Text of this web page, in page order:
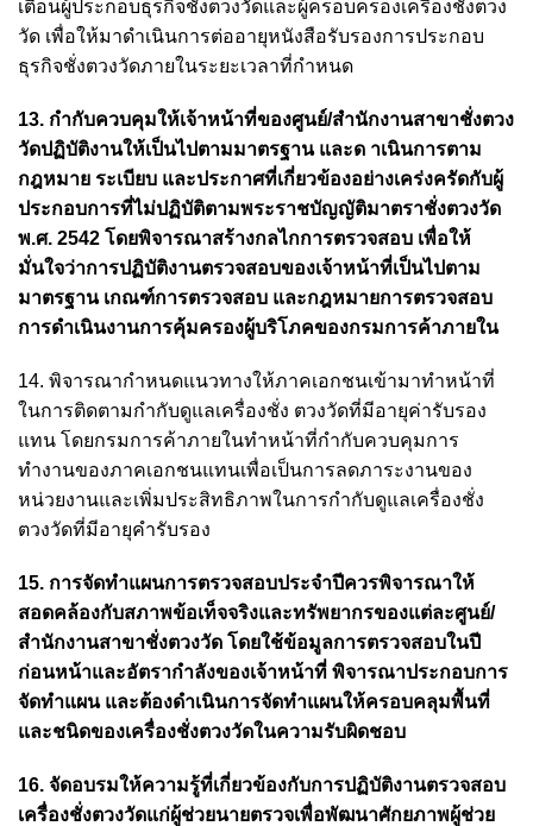
เตือนผู้ประกอบธุรกิจชั่งตวงวัดและผู้ครอบครองเครื่องชั่งตวง
วัด เพื่อให้มาดำเนินการต่ออายุหนังสือรับรองการประกอบ
ธุรกิจชั่งตวงวัดภายในระยะเวลาที่กำหนด
13. กำกับควบคุมให้เจ้าหน้าที่ของศูนย์/สำนักงานสาขาชั่งตวง
วัดปฏิบัติงานให้เป็นไปตามมาตรฐาน และด าเนินการตาม
กฎหมาย ระเบียบ และประกาศที่เกี่ยวข้องอย่างเคร่งครัดกับผู้
ประกอบการที่ไม่ปฏิบัติตามพระราชบัญญัติมาตราชั่งตวงวัด
พ.ศ. 2542 โดยพิจารณาสร้างกลไกการตรวจสอบ เพื่อให้
มั่นใจว่าการปฏิบัติงานตรวจสอบของเจ้าหน้าที่เป็นไปตาม
มาตรฐาน เกณฑ์การตรวจสอบ และกฎหมายการตรวจสอบ
การดำเนินงานการคุ้มครองผู้บริโภคของกรมการค้าภายใน
14. พิจารณากำหนดแนวทางให้ภาคเอกชนเข้ามาทำหน้าที่
ในการติดตามกำกับดูแลเครื่องชั่ง ตวงวัดที่มีอายุค่ารับรอง
แทน โดยกรมการค้าภายในทำหน้าที่กำกับควบคุมการ
ทำงานของภาคเอกชนแทนเพื่อเป็นการลดภาระงานของ
หน่วยงานและเพิ่มประสิทธิภาพในการกำกับดูแลเครื่องชั่ง
ตวงวัดที่มีอายุคำรับรอง
15. การจัดทำแผนการตรวจสอบประจำปีควรพิจารณาให้
สอดคล้องกับสภาพข้อเท็จจริงและทรัพยากรของแต่ละศูนย์/
สำนักงานสาขาชั่งตวงวัด โดยใช้ข้อมูลการตรวจสอบในปี
ก่อนหน้าและอัตรากำลังของเจ้าหน้าที่ พิจารณาประกอบการ
จัดทำแผน และต้องดำเนินการจัดทำแผนให้ครอบคลุมพื้นที่
และชนิดของเครื่องชั่งตวงวัดในความรับผิดชอบ
16. จัดอบรมให้ความรู้ที่เกี่ยวข้องกับการปฏิบัติงานตรวจสอบ
เครื่องชั่งตวงวัดแก่ผู้ช่วยนายตรวจเพื่อพัฒนาศักยภาพผู้ช่วย